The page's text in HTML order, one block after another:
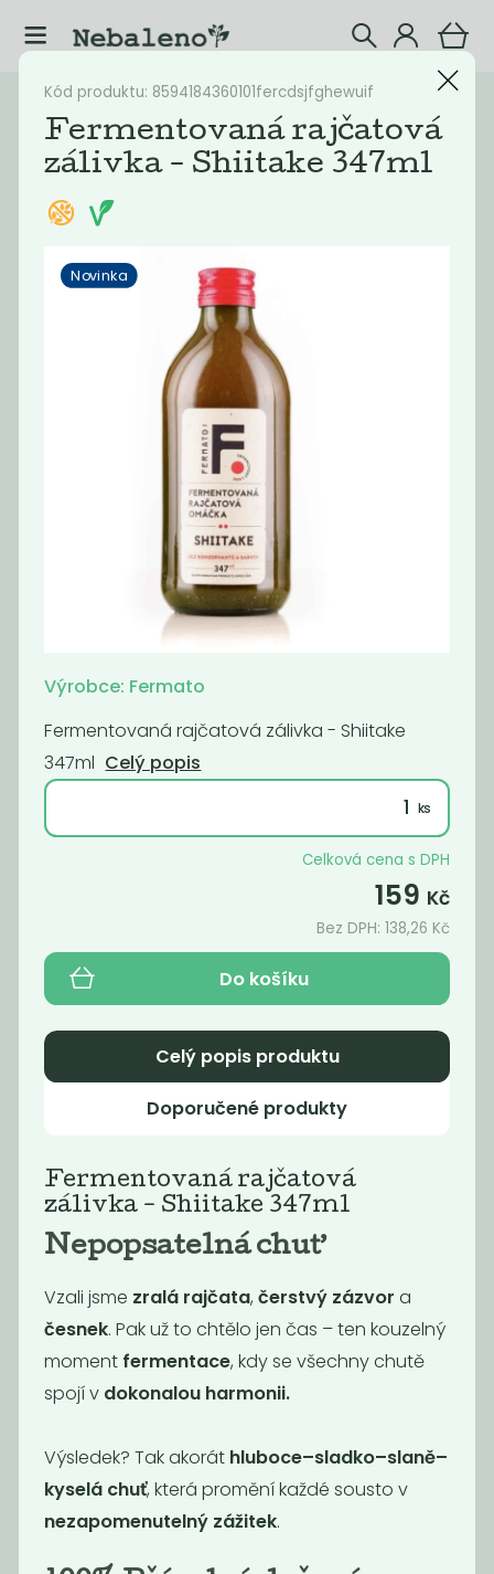
Katalog Potraviny
Filtrovat produkty 16
Fermentovaná
rajčatová...
Fermentovaná
159
Novinka
159Kč
Fermentovaná
159
Fermentovaná
rajčatová...
Kč
Novinka
Fermentovaná
rajčatová...
159 Kč
Novinka
Kód produktu: 8594184360101fercdsjfghewuif
Fermentovaná rajčatová
zálivka - Shiitake 347ml
Výrobce: Fermato
Fermentovaná rajčatová zálivka - Shiitake
347ml Celý popis
Celková cena s DPH
159 Kč
Bez DPH:138,26 Kč
Do košíku
Celý popis produktu
Doporučené produkty
Fermentovaná rajčatová
zálivka - Shiitake 347ml
Nepopsatelná chuť
Vzali jsme zralá rajčata, čerstvý zázvor a
česnek. Pak už to chtělo jen čas – ten kouzelný
moment fermentace, kdy se všechny chutě
spojí v dokonalou harmonii.
Výsledek? Tak akorát hluboce–sladko–slaně–
kyselá chuť, která promění každé sousto v
nezapomenutelný zážitek.